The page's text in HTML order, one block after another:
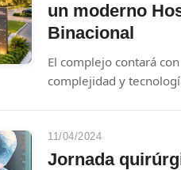
un moderno
Binacional
El complejo contará
complejidad y
Caballero.
11/04/2024
Jornada